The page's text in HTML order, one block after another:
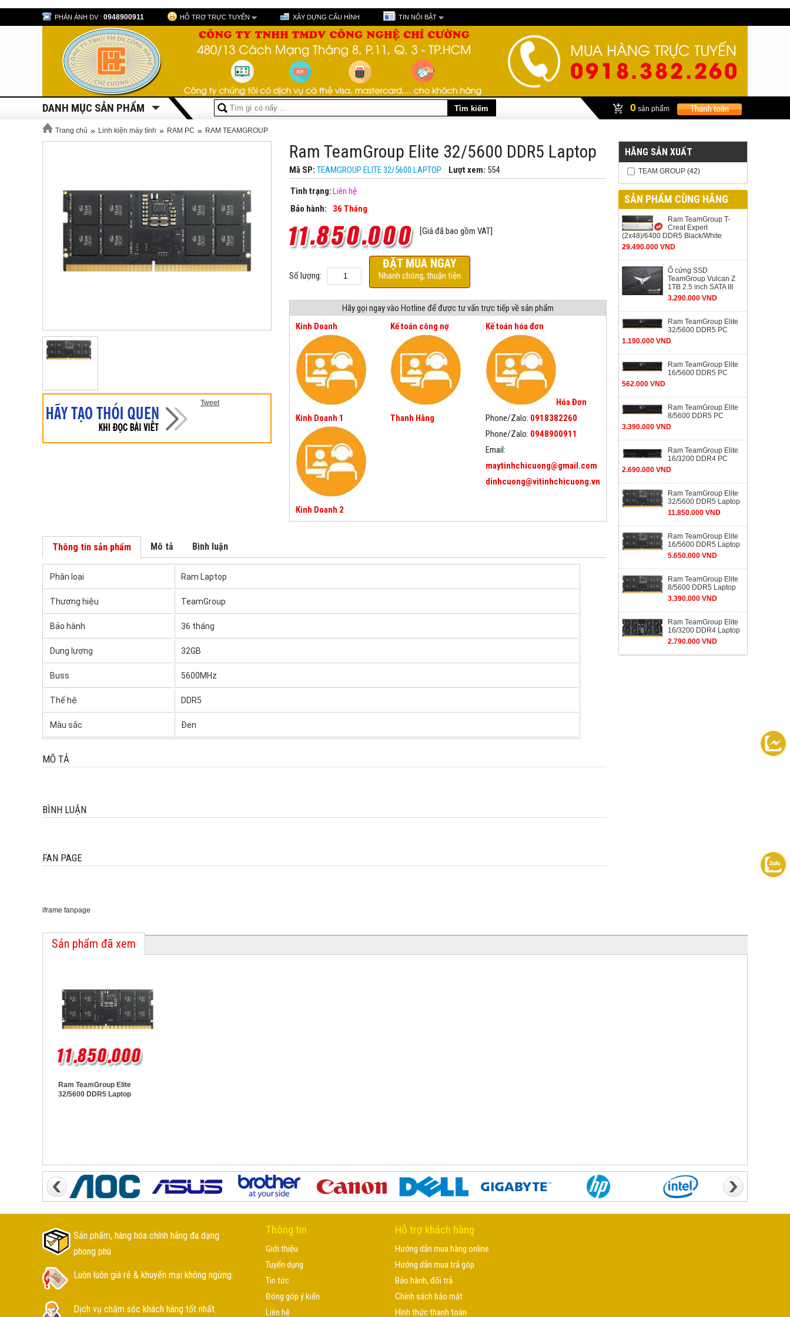
PHẢN ÁNH DV : 0948900911 HỖ TRỢ TRỰC TUYẾN XÂY DỰNG CẤU HÌNH TIN NỔI BẬT
DANH MỤC SẢN PHẨM 0 sản phẩm
Trang chủ » Linh kiện máy tính » RAM PC » RAM TEAMGROUP
Zoom
Tweet
Ram TeamGroup Elite 32/5600 DDR5 Laptop
Mã SP: TEAMGROUP ELITE 32/5600 LAPTOP Lượt xem: 554
Tình trạng:Liên hệ
Bảo hành:
36 Tháng
[Giá đã bao gồm VAT]
Số lượng:
ĐẶT MUA NGAY
Nhanh chóng, thuận tiện
Hãy gọi ngay vào Hotline để được tư vấn trực tiếp về sản phẩm
Kinh Doanh
Kinh Doanh 1
Kinh Doanh 2
Kế toán công nợ
Thanh Hằng
Kế toán hóa đơn
Hóa Đơn
Phone/Zalo: 0918382260
Phone/Zalo: 0948900911
Email:
maytinhchicuong@gmail.com
dinhcuong@vitinhchicuong.vn
Thông tin sản phẩm Mô tả Bình luận
Phân loại Ram Laptop
Thương hiệu TeamGroup
Bảo hành 36 tháng
Dung lượng 32GB
Buss 5600MHz
Thế hệ DDR5
Màu sắc Đen
MÔ TẢ
BÌNH LUẬN
FAN PAGE
iframe fanpage
HÃNG SẢN XUẤT
TEAM GROUP (42)
SẢN PHẨM CÙNG HÃNG
Ram TeamGroup T-
Creat Expert
(2x48)/6400 DDR5 Black/White
29.490.000 VND
Ổ cứng SSD
TeamGroup Vulcan Z
1TB 2.5 inch SATA III
3.290.000 VND
Ram TeamGroup Elite
32/5600 DDR5 PC
1.190.000 VND
Ram TeamGroup Elite
16/5600 DDR5 PC
562.000 VND
Ram TeamGroup Elite
8/5600 DDR5 PC
3.390.000 VND
Ram TeamGroup Elite
16/3200 DDR4 PC
2.690.000 VND
Ram TeamGroup Elite
32/5600 DDR5 Laptop
11.850.000 VND
Ram TeamGroup Elite
16/5600 DDR5 Laptop
5.650.000 VND
Ram TeamGroup Elite
8/5600 DDR5 Laptop
3.390.000 VND
Ram TeamGroup Elite
16/3200 DDR4 Laptop
2.790.000 VND
Sản phẩm đã xem
Ram TeamGroup Elite
32/5600 DDR5 Laptop
Sản phẩm, hàng hóa chính hãng đa dạng
phong phú
Luôn luôn giá rẻ & khuyến mại không ngừng.
Dịch vụ chăm sóc khách hàng tốt nhất.
Thông tin
Giới thiệu
Tuyển dụng
Tin tức
Đóng góp ý kiến
Liên hệ
Hỗ trợ khách hàng
Hướng dẫn mua hàng online
Hướng dẫn mua trả góp
Bảo hành, đổi trả
Chính sách bảo mật
Hình thức thanh toán